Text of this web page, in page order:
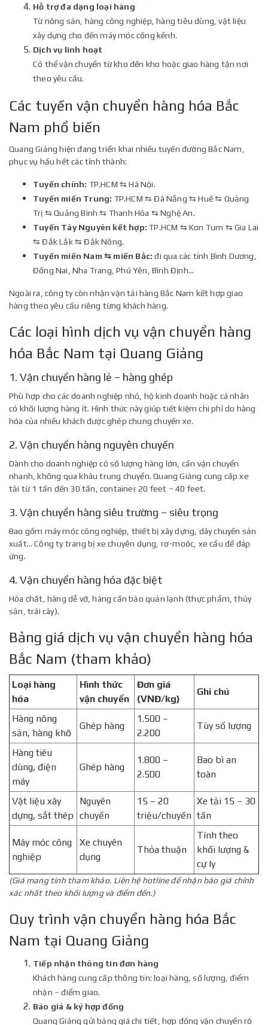
Hỗ trợ đa dạng loại hàng
Từ nông sản, hàng công nghiệp, hàng tiêu dùng, vật liệu
xây dựng cho đến máy móc cồng kềnh.
Dịch vụ linh hoạt
Có thể vận chuyển từ kho đến kho hoặc giao hàng tận nơi
theo yêu cầu.
Các tuyến vận chuyển hàng hóa Bắc
Nam phổ biến
Quang Giảng hiện đang triển khai nhiều tuyến đường Bắc Nam,
phục vụ hầu hết các tỉnh thành:
Tuyến chính: TP.HCM ⇆ Hà Nội.
Tuyến miền Trung: TP.HCM ⇆ Đà Nẵng ⇆ Huế ⇆ Quảng
Trị ⇆ Quảng Bình ⇆ Thanh Hóa ⇆ Nghệ An.
Tuyến Tây Nguyên kết hợp: TP.HCM ⇆ Kon Tum ⇆ Gia Lai
⇆ Đắk Lắk ⇆ Đắk Nông.
Tuyến miền Nam ⇆ miền Bắc: đi qua các tỉnh Bình Dương,
Đồng Nai, Nha Trang, Phú Yên, Bình Định…
Ngoài ra, công ty còn nhận vận tải hàng Bắc Nam kết hợp giao
hàng theo yêu cầu riêng từng khách hàng.
Các loại hình dịch vụ vận chuyển hàng
hóa Bắc Nam tại Quang Giảng
1. Vận chuyển hàng lẻ – hàng ghép
Phù hợp cho các doanh nghiệp nhỏ, hộ kinh doanh hoặc cá nhân
có khối lượng hàng ít. Hình thức này giúp tiết kiệm chi phí do hàng
hóa của nhiều khách được ghép chung chuyến xe.
2. Vận chuyển hàng nguyên chuyến
Dành cho doanh nghiệp có số lượng hàng lớn, cần vận chuyển
nhanh, không qua khâu trung chuyển. Quang Giảng cung cấp xe
tải từ 1 tấn đến 30 tấn, container 20 feet – 40 feet.
3. Vận chuyển hàng siêu trường – siêu trọng
Bao gồm máy móc công nghiệp, thiết bị xây dựng, dây chuyền sản
xuất… Công ty trang bị xe chuyên dụng, rơ-moóc, xe cẩu để đáp
ứng.
4. Vận chuyển hàng hóa đặc biệt
Hóa chất, hàng dễ vỡ, hàng cần bảo quản lạnh (thực phẩm, thủy
sản, trái cây).
Bảng giá dịch vụ vận chuyển hàng hóa
Bắc Nam (tham khảo)
Loại hàng
hóa
Hình thức
vận chuyển
Đơn giá
(VNĐ/kg)
Ghi chú
Hàng nông
sản, hàng khô
Ghép hàng
1.500 –
2.200
Tùy số lượng
Hàng tiêu
dùng, điện
máy
Ghép hàng
1.800 –
2.500
Bao bì an
toàn
Vật liệu xây
dựng, sắt thép
Nguyên
chuyến
15 – 20
triệu/chuyến
Xe tải 15 – 30
tấn
Máy móc công
nghiệp
Xe chuyên
dụng
Thỏa thuận
Tính theo
khối lượng &
cự ly
(Giá mang tính tham khảo. Liên hệ hotline để nhận báo giá chính
xác nhất theo khối lượng và điểm đến.)
Quy trình vận chuyển hàng hóa Bắc
Nam tại Quang Giảng
Tiếp nhận thông tin đơn hàng
Khách hàng cung cấp thông tin: loại hàng, số lượng, điểm
nhận – điểm giao.
Báo giá & ký hợp đồng
Quang Giảng gửi bảng giá chi tiết, hợp đồng vận chuyển rõ